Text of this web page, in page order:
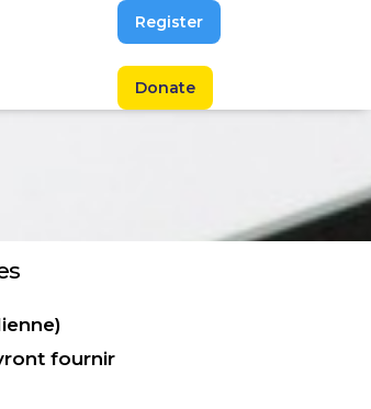
Register
Donate
fournir